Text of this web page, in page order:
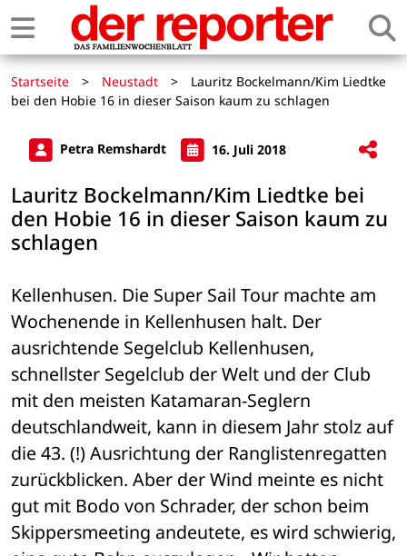
Startseite > Neustadt >
Lauritz Bockelmann/Kim Liedtke
bei den Hobie 16 in dieser Saison kaum zu schlagen
Petra Remshardt 16. Juli 2018
Lauritz Bockelmann/Kim Liedtke bei
den Hobie 16 in dieser Saison kaum zu
schlagen
Kellenhusen. Die Super Sail Tour machte am
Wochenende in Kellenhusen halt. Der
ausrichtende Segelclub Kellenhusen,
schnellster Segelclub der Welt und der Club
mit den meisten Katamaran-Seglern
deutschlandweit, kann in diesem Jahr stolz auf
die 43. (!) Ausrichtung der Ranglistenregatten
zurückblicken. Aber der Wind meinte es nicht
gut mit Bodo von Schrader, der schon beim
Skippersmeeting andeutete, es wird schwierig,